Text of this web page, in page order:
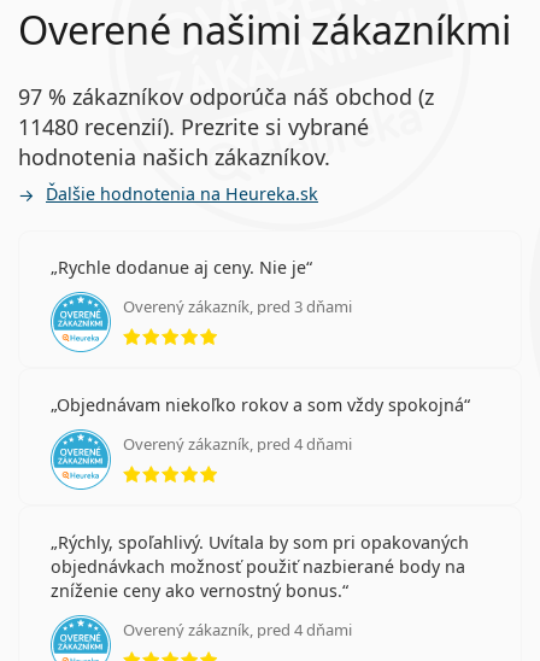
Overené našimi zákazníkmi
97 % zákazníkov odporúča náš obchod (z
11480 recenzií). Prezrite si vybrané
hodnotenia našich zákazníkov.
Ďalšie hodnotenia na Heureka.sk
Rychle dodanue aj ceny. Nie je
Overený zákazník, pred 3 dňami
hodnotenie 5 z 5
Objednávam niekoľko rokov a som vždy spokojná
Overený zákazník, pred 4 dňami
hodnotenie 5 z 5
Rýchly, spoľahlivý. Uvítala by som pri opakovaných
objednávkach možnosť použiť nazbierané body na
zníženie ceny ako vernostný bonus.
Overený zákazník, pred 4 dňami
hodnotenie 5 z 5